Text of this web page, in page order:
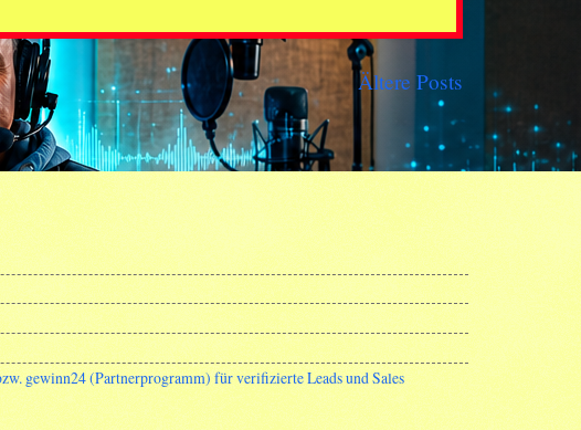
Ältere Posts
gewinn24 (Partnerprogramm) für verifizierte Leads und Sales